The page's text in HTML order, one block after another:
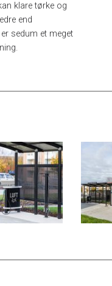
klare tørke og
end
sedum et meget